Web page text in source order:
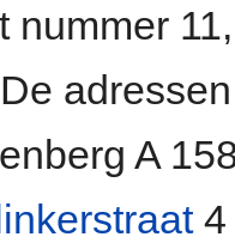
nummer
A
4